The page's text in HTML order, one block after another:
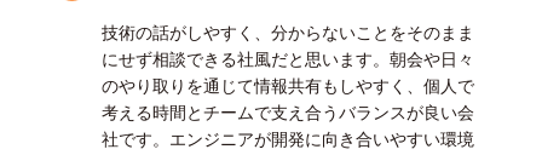
技術の話がしやすく、分からないことをそのまま
にせず相談できる社風だと思います。朝会や日々
のやり取りを通じて情報共有もしやすく、個人で
考える時間とチームで支え合うバランスが良い会
社です。エンジニアが開発に向き合いやすい環境